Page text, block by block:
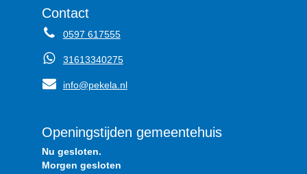
Contact
0597 617555
31613340275
info@pekela.nl
Openingstijden gemeentehuis
Nu gesloten.
Morgen gesloten